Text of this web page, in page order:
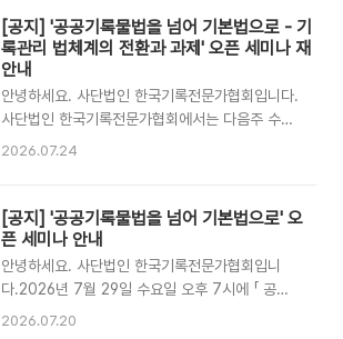
라. 접수처: 서울기록원 (우편번호 03371) 서울특
별시 은평구 통일로 62길 7 (녹번동), 서울기록원
운영지원과 인사담당
채용직종(급): 행정 5급- 채용분야: 기록물- 선발
인원 : 2명- 응시자격 : 기록물관리 전문요원 자격
소지자- 근무장소 : 대구광역시 동구 혁대로 345.
한국사학진흥재단 한국사학진흥재단 채용 링크 바
로가기
[공지] '공공기록물법을 넘어 기본법으로 - 기
록관리 법체계의 전환과 과제' 오픈 세미나 재
안내
안녕하세요. 사단법인 한국기록전문가협회입니다.
사단법인 한국기록전문가협회에서는 다음주 수요
일(7/29) 오후 7시에 오픈 세미나를 진행합니다.
행되며,사전신청없이 누구든 참석하실 수 있도록
온라인(Zoom)으로 운영됩니다. 관심 있으신 분
들께서는 아래 안내를 참고하시어 정해진 시간에
접속해 주시기 바랍니다. 기록인 여러분의 많은 관
2026.07.29.(수) 19:00~21:00 ▶️ 장소: 온라인
2026.07.24
[공지] '공공기록물법을 넘어 기본법으로' 오
픈 세미나 안내
안녕하세요. 사단법인 한국기록전문가협회입니
다.2026년 7월 29일 수요일 오후 7시에 「 공공
기록물법을 넘어 기본법으로-기록관리 법체계의
2026.07.20